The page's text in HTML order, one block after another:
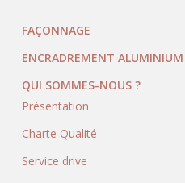
FAÇONNAGE
ENCRADREMENT ALUMINIUM
QUI SOMMES-NOUS ?
Présentation
Charte Qualité
Service drive